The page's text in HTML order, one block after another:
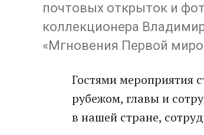
почтовых открыток и
коллекционера
«Мгновения Первой
Гостями мероприятия
рубежом, главы и
в нашей стране,